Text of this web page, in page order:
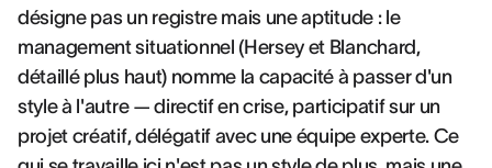
désigne pas un registre mais une aptitude : le
management situationnel (Hersey et Blanchard,
détaillé plus haut) nomme la capacité à passer d'un
style à l'autre — directif en crise, participatif sur un
projet créatif, délégatif avec une équipe experte. Ce